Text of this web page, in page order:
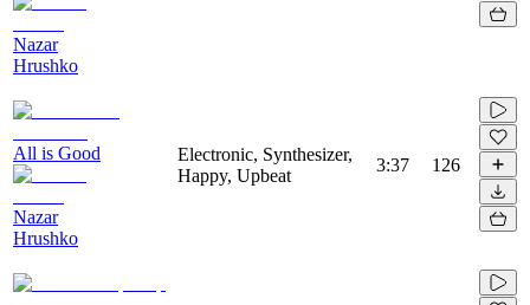
Nazar
Hrushko
All is Good
Nazar
Hrushko
Electronic, Synthesizer,
Happy, Upbeat
3:37 126